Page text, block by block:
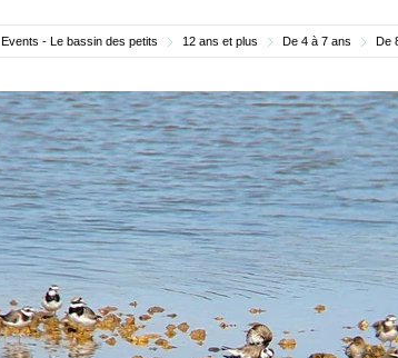
Events - Le bassin des petits 12 ans et plus De 4 à 7 ans De